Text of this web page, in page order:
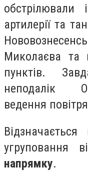
обстрілювали
артилерії та
Миколаєва та
пунктів.
неподалік
ведення
угруповання
напрямку.